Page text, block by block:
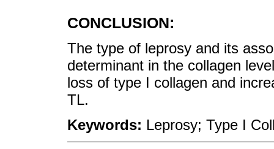
CONCLUSION:
The type of leprosy and its
determinant in the collagen
loss of type I collagen and
TL.
Keywords: Leprosy; Type I